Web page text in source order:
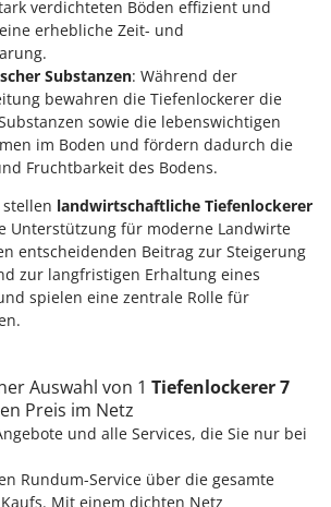
Obstmuser
Schüttler
verdichteten Böden effizient und
erhebliche Zeit- und
Substanzen: Während der
bewahren die Tiefenlockerer die
sowie die lebenswichtigen
im Boden und fördern dadurch die
Fruchtbarkeit des Bodens.
landwirtschaftliche Tiefenlockerer
Unterstützung für moderne Landwirte
entscheidenden Beitrag zur Steigerung
zur langfristigen Erhaltung eines
spielen eine zentrale Rolle für
Auswahl von 1 Tiefenlockerer 7
Preis im Netz
und alle Services, die Sie nur bei
Rundum-Service über die gesamte
Mit einem dichten Netz